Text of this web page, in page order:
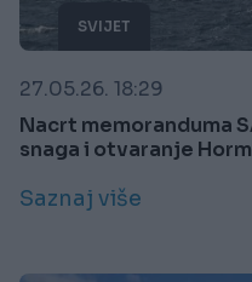
SVIJET
27.05.26. 18:29
Nacrt memoranduma
snaga i otvaranje
Saznaj više